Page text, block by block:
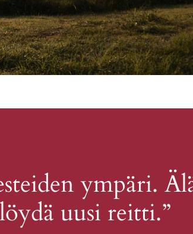
ympäri.
uusi reitti.”